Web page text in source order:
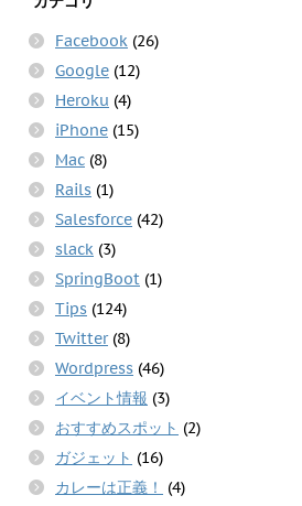
Facebook (26)
Google (12)
Heroku (4)
iPhone (15)
Mac (8)
Rails (1)
Salesforce (42)
slack (3)
SpringBoot (1)
Tips (124)
Twitter(8)
Wordpress (46)
イベント情報 (3)
おすすめスポット (2)
ガジェット (16)
カレーは正義！
(4)